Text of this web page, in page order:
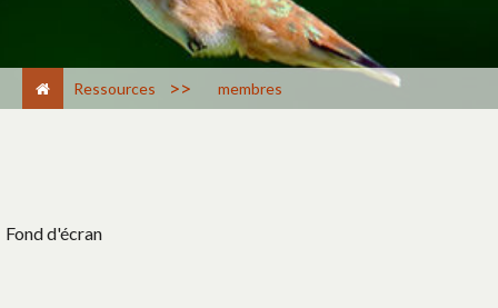
Ressources > membres
Fond d'écran